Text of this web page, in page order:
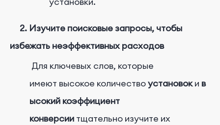
2. Изучите поисковые запросы, чтобы
избежать неэффективных расходов
Для ключевых слов, которые
имеют высокое количествоустановоки в
ысокий коэффициент
конверсии тщательно изучите их